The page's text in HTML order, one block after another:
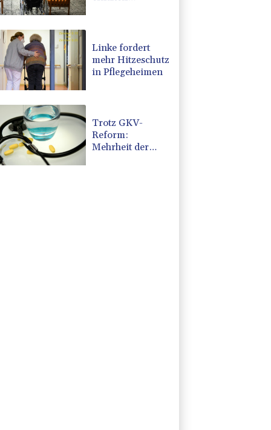
Linke fordert
mehr Hitzeschutz
in Pflegeheimen
Trotz GKV-
Reform:
Mehrheit der